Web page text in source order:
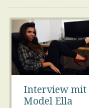
Interview mit
Model Ella